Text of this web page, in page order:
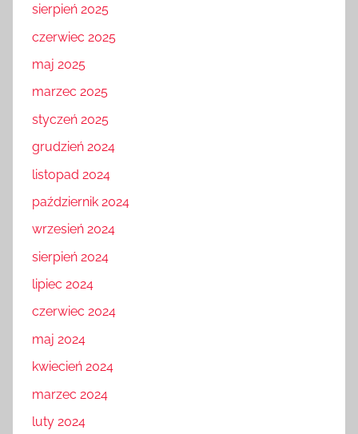
sierpień 2025
czerwiec 2025
maj 2025
marzec 2025
styczeń 2025
grudzień 2024
listopad 2024
październik 2024
wrzesień 2024
sierpień 2024
lipiec 2024
czerwiec 2024
maj 2024
kwiecień 2024
marzec 2024
luty 2024